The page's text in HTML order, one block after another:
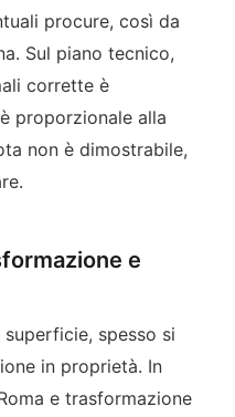
procure, così da
Sul piano tecnico,
corrette è
proporzionale alla
non è dimostrabile,
e
spesso si
in proprietà. In
e trasformazione